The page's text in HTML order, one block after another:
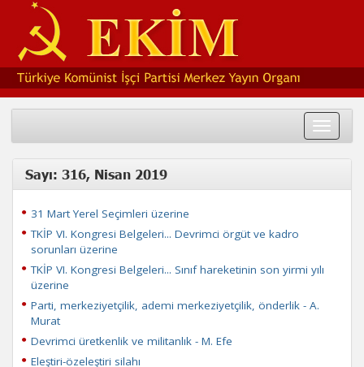
Toggle
Sayı: 316, Nisan 2019
31 Mart Yerel Seçimleri üzerine
TKİP VI. Kongresi Belgeleri... Devrimci örgüt ve kadro
sorunları üzerine
TKİP VI. Kongresi Belgeleri... Sınıf hareketinin son yirmi yılı
üzerine
Parti, merkeziyetçilik, ademi merkeziyetçilik, önderlik - A.
Murat
Devrimci üretkenlik ve militanlık - M. Efe
Eleştiri-özeleştiri silahı